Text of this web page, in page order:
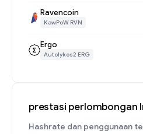
Ravencoin
KawPoW RVN
Ergo
Autolykos2 ERG
prestasi perlombongan
Hashrate dan penggunaan